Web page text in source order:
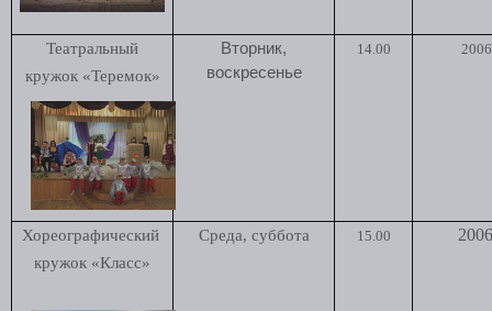
Театральный
кружок «Теремок»
Вторник,
воскресенье
14.00 2006
Хореографический
кружок «Класс»
Среда, суббота 15.00